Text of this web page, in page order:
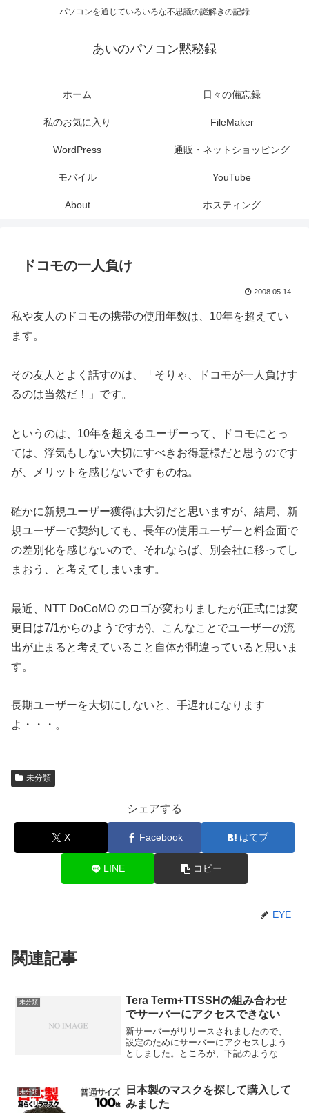
パソコンを通じていろいろな不思議の謎解きの記録
あいのパソコン黙秘録
ホーム 日々の備忘録
私のお気に入り FileMaker
WordPress 通販・ネットショッピング
モバイル YouTube
About ホスティング
ドコモの一人負け
2008.05.14
私や友人のドコモの携帯の使用年数は、10年を超えてい
ます。
その友人とよく話すのは、「そりゃ、ドコモが一人負けす
るのは当然だ！」です。
というのは、10年を超えるユーザーって、ドコモにとっ
ては、浮気もしない大切にすべきお得意様だと思うのです
が、メリットを感じないですものね。
確かに新規ユーザー獲得は大切だと思いますが、結局、新
規ユーザーで契約しても、長年の使用ユーザーと料金面で
の差別化を感じないので、それならば、別会社に移ってし
まおう、と考えてしまいます。
最近、NTT DoCoMO のロゴが変わりましたが(正式には変
更日は7/1からのようですが)、こんなことでユーザーの流
出が止まると考えていること自体が間違っていると思いま
す。
長期ユーザーを大切にしないと、手遅れになります
よ・・・。
未分類
シェアする
X Facebook はてブ
LINE コピー
EYE
関連記事
未分類
Tera Term+TTSSHの組み合わせ
でサーバーにアクセスできない
新サーバーがリリースされましたので、
設定のためにサーバーにアクセスしよう
としました。ところが、下記のようなエ
のですね。早速、調べたところ、
「TTSSHはsshプロトコ...
未分類
日本製のマスクを探して購入して
みました